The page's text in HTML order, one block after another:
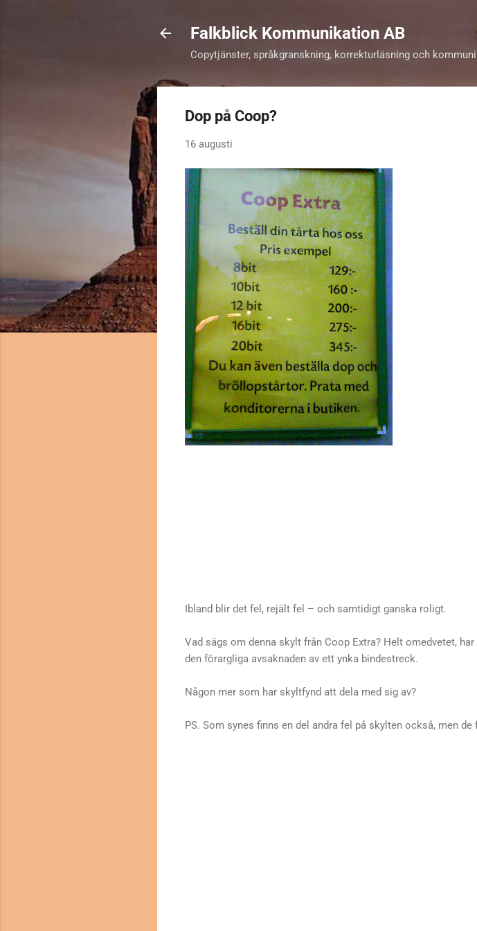
Falkblick Kommunikation AB
Copytjänster, språkgranskning, korrekturläsning och
Dop på Coop?
16 augusti
Ibland blir det fel, rejält fel – och samtidigt ganska roligt.
Vad sägs om denna skylt från Coop Extra? Helt omedvetet,
den förargliga avsaknaden av ett ynka bindestreck.
Någon mer som har skyltfynd att dela med sig av?
PS. Som synes finns en del andra fel på skylten också, men